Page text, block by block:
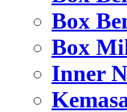
Box
Box
Inner